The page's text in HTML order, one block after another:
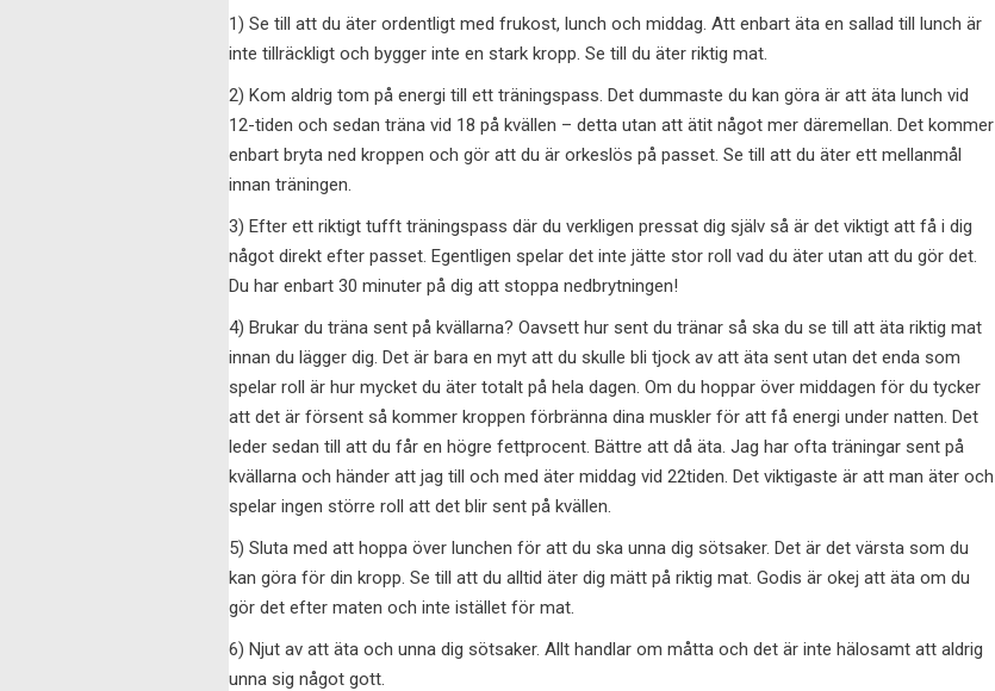
1) Se till att du äter ordentligt med frukost, lunch och middag. Att enbart äta en sallad till lunch är
inte tillräckligt och bygger inte en stark kropp. Se till du äter riktig mat.
2) Kom aldrig tom på energi till ett träningspass. Det dummaste du kan göra är att äta lunch vid
12-tiden och sedan träna vid 18 på kvällen – detta utan att ätit något mer däremellan. Det kommer
enbart bryta ned kroppen och gör att du är orkeslös på passet. Se till att du äter ett mellanmål
innan träningen.
3) Efter ett riktigt tufft träningspass där du verkligen pressat dig själv så är det viktigt att få i dig
något direkt efter passet. Egentligen spelar det inte jätte stor roll vad du äter utan att du gör det.
Du har enbart 30 minuter på dig att stoppa nedbrytningen!
4) Brukar du träna sent på kvällarna? Oavsett hur sent du tränar så ska du se till att äta riktig mat
innan du lägger dig. Det är bara en myt att du skulle bli tjock av att äta sent utan det enda som
spelar roll är hur mycket du äter totalt på hela dagen. Om du hoppar över middagen för du tycker
att det är försent så kommer kroppen förbränna dina muskler för att få energi under natten. Det
leder sedan till att du får en högre fettprocent. Bättre att då äta. Jag har ofta träningar sent på
kvällarna och händer att jag till och med äter middag vid 22tiden. Det viktigaste är att man äter och
spelar ingen större roll att det blir sent på kvällen.
5) Sluta med att hoppa över lunchen för att du ska unna dig sötsaker. Det är det värsta som du
kan göra för din kropp. Se till att du alltid äter dig mätt på riktig mat. Godis är okej att äta om du
gör det efter maten och inte istället för mat.
6) Njut av att äta och unna dig sötsaker. Allt handlar om måtta och det är inte hälosamt att aldrig
unna sig något gott.